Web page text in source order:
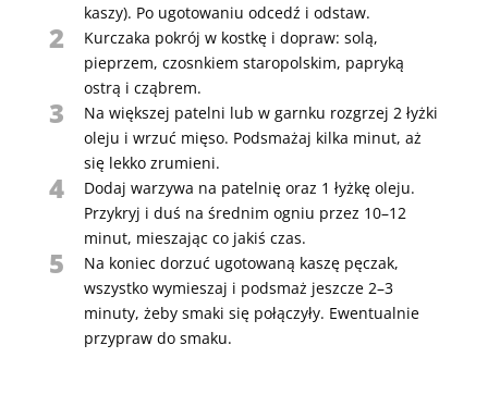
kaszy). Po ugotowaniu odcedź i odstaw.
2
Kurczaka pokrój w kostkę i dopraw: solą,
pieprzem, czosnkiem staropolskim, papryką
ostrą i cząbrem.
3
Na większej patelni lub w garnku rozgrzej 2 łyżki
oleju i wrzuć mięso. Podsmażaj kilka minut, aż
się lekko zrumieni.
4
Dodaj warzywa na patelnię oraz 1 łyżkę oleju.
Przykryj i duś na średnim ogniu przez 10–12
minut, mieszając co jakiś czas.
5
Na koniec dorzuć ugotowaną kaszę pęczak,
wszystko wymieszaj i podsmaż jeszcze 2–3
minuty, żeby smaki się połączyły. Ewentualnie
przypraw do smaku.